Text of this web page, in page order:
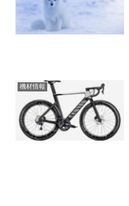
機材情報